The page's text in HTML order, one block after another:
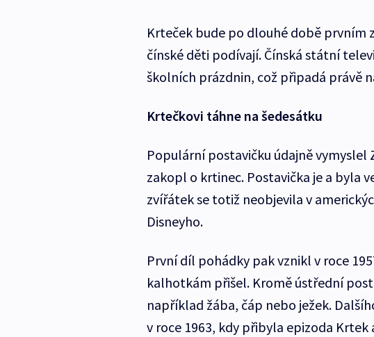
Krteček bude po dlouhé době prvním
čínské děti podívají. Čínská státní
školních prázdnin, což připadá právě
Krtečkovi táhne na šedesátku
Populární postavičku údajně vymyslel
zakopl o krtinec. Postavička je a byla
zvířátek se totiž neobjevila v
Disneyho.
První díl pohádky pak vznikl v roce
kalhotkám přišel. Kromě ústřední
například žába, čáp nebo ježek.
v roce 1963, kdy přibyla epizoda Krtek